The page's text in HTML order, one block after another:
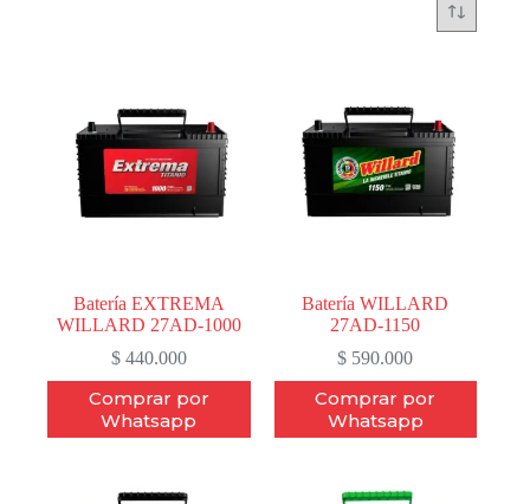
Batería EXTREMA
WILLARD 27AD-1000
$440.000
Comprar por
Whatsapp
Batería WILLARD
27AD-1150
$ 590.000
Comprar por
Whatsapp